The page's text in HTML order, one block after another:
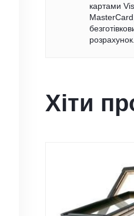
картами
MasterCard,
розрахунок.
Хіти